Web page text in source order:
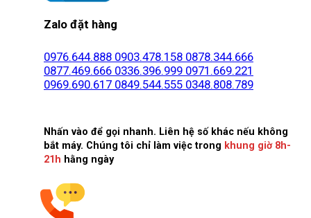
Zalo đặt hàng
0976.644.888 0903.478.158 0878.344.666
0877.469.666 0336.396.999 0971.669.221
0969.690.617 0849.544.555 0348.808.789
Nhấn vào để gọi nhanh. Liên hệ số khác nếu không
bắt máy. Chúng tôi chỉ làm việc trong khung giờ 8h-
21h hằng ngày